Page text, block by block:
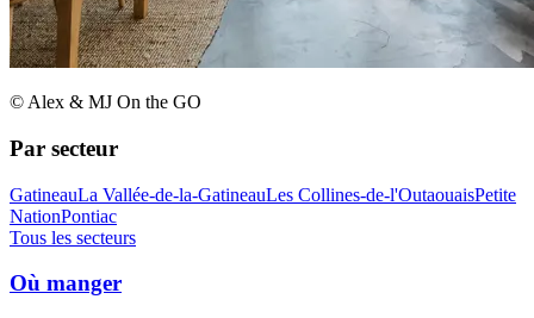
© Alex & MJ On the GO
Par secteur
GatineauLa Vallée-de-la-GatineauLes Collines-de-l'OutaouaisPetite
NationPontiac
Tous les secteurs
Où manger